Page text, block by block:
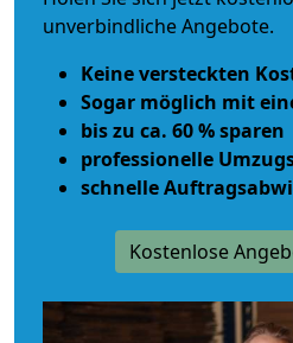
unverbindliche Angebote.
Keine versteckten
Sogar möglich mit
bis zu ca. 60 % sparen
professionelle
schnelle
Kostenlose